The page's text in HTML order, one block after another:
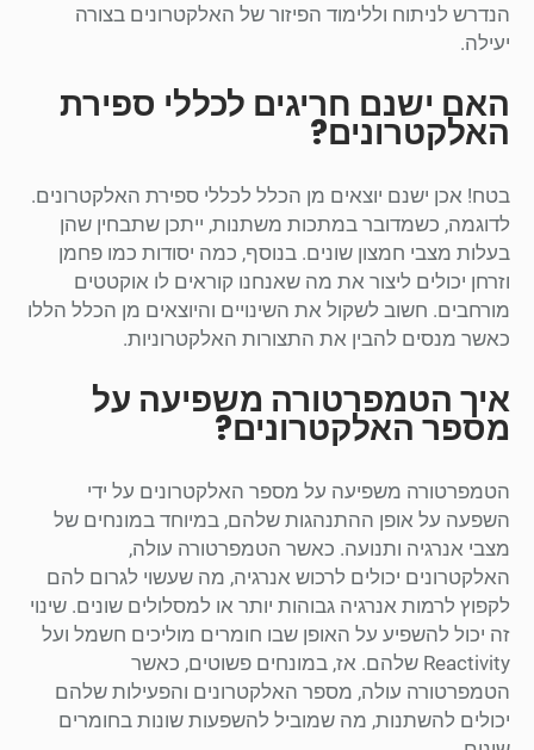
הנדרש לניתוח וללימוד הפיזור של האלקטרונים בצורה
יעילה.
האם ישנם חריגים לכללי ספירת
האלקטרונים?
בטח! אכן ישנם יוצאים מן הכלל לכללי ספירת האלקטרונים.
לדוגמה, כשמדובר במתכות משתנות, ייתכן שתבחין שהן
בעלות מצבי חמצון שונים. בנוסף, כמה יסודות כמו פחמן
וזרחן יכולים ליצור את מה שאנחנו קוראים לו אוקטטים
מורחבים. חשוב לשקול את השינויים והיוצאים מן הכלל הללו
כאשר מנסים להבין את התצורות האלקטרוניות.
איך הטמפרטורה משפיעה על
מספר האלקטרונים?
הטמפרטורה משפיעה על מספר האלקטרונים על ידי
השפעה על אופן ההתנהגות שלהם, במיוחד במונחים של
מצבי אנרגיה ותנועה. כאשר הטמפרטורה עולה,
האלקטרונים יכולים לרכוש אנרגיה, מה שעשוי לגרום להם
לקפוץ לרמות אנרגיה גבוהות יותר או למסלולים שונים. שינוי
זה יכול להשפיע על האופן שבו חומרים מוליכים חשמל ועל
Reactivity שלהם. אז, במונחים פשוטים, כאשר
הטמפרטורה עולה, מספר האלקטרונים והפעילות שלהם
יכולים להשתנות, מה שמוביל להשפעות שונות בחומרים